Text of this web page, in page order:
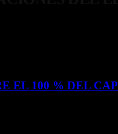
EL 100 % DEL